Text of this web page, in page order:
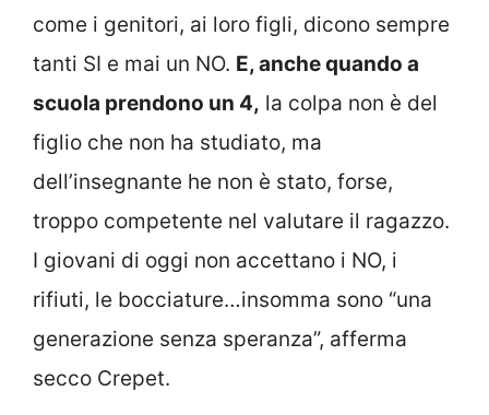
come i genitori, ai loro figli, dicono sempre
tanti SI e mai un NO. E, anche quando a
scuola prendono un 4, la colpa non è del
figlio che non ha studiato, ma
dell’insegnante he non è stato, forse,
troppo competente nel valutare il ragazzo.
I giovani di oggi non accettano i NO, i
rifiuti, le bocciature…insomma sono “una
generazione senza speranza”, afferma
secco Crepet.